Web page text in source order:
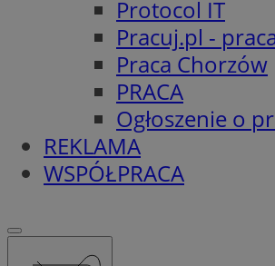
Protocol IT
Pracuj.pl -
Praca Chorzów
PRACA
Ogłoszenie o
REKLAMA
WSPÓŁPRACA